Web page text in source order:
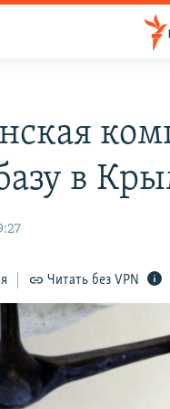
в
Читать без VPN